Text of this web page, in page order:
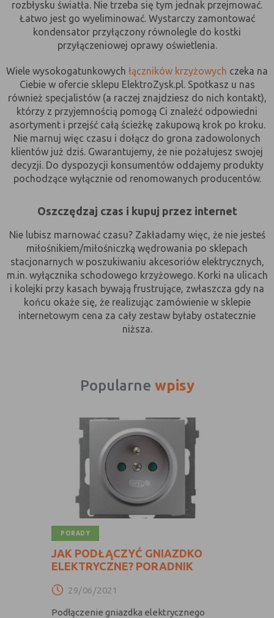
funkcjonalności witryny, jednak ich
działanie nie ma nic wspólnego ze
śledzeniem użytkownika
użytkowników, jednak nie obejmują
informacji pozwalających zidentyfikować
danych konkretnego użytkownika
Czy pliki „cookies” zawierają dane osobowe
Dane osobowe gromadzone przy użyciu plików „cookies”
mogą być zbierane wyłącznie w celu wykonywania
określonych funkcji na rzecz użytkownika. Takie dane są
zaszyfrowane w sposób uniemożliwiający dostęp do nich
Standardowo oprogramowanie służące do przeglądania
stron internetowych domyślnie dopuszcza umieszczanie
plików „cookies” na urządzeniu końcowym. Ustawienia te
mogą zostać zmienione w taki sposób, aby blokować
automatyczną obsługę plików „cookies” w ustawieniach
przeglądarki internetowej bądź informować o ich
każdorazowym przesłaniu na urządzenie użytkownika.
Szczegółowe informacje o możliwości i sposobach obsługi
na niektóre funkcjonalności dostępne na stronie
rozbłysku światła. Nie trzeba się tym jednak przejmować.
Łatwo jest go wyeliminować. Wystarczy zamontować
kondensator przyłączony równolegle do kostki
przyłączeniowej oprawy oświetlenia.
Wiele wysokogatunkowych łączników krzyżowych czeka na
Ciebie w ofercie sklepu ElektroZysk.pl. Spotkasz u nas
również specjalistów (a raczej znajdziesz do nich kontakt),
którzy z przyjemnością pomogą Ci znaleźć odpowiedni
asortyment i przejść całą ścieżkę zakupową krok po kroku.
Nie marnuj więc czasu i dołącz do grona zadowolonych
klientów już dziś. Gwarantujemy, że nie pożałujesz swojej
decyzji. Do dyspozycji konsumentów oddajemy produkty
pochodzące wyłącznie od renomowanych producentów.
Oszczędzaj czas i kupuj przez internet
Nie lubisz marnować czasu? Zakładamy więc, że nie jesteś
miłośnikiem/miłośniczką wędrowania po sklepach
stacjonarnych w poszukiwaniu akcesoriów elektrycznych,
m.in. wyłącznika schodowego krzyżowego. Korki na ulicach
i kolejki przy kasach bywają frustrujące, zwłaszcza gdy na
końcu okaże się, że realizując zamówienie w sklepie
internetowym cena za cały zestaw byłaby ostatecznie
niższa.
Popularne wpisy
PORADY
JAK PODŁĄCZYĆ GNIAZDKO
ELEKTRYCZNE? PORADNIK
29/06/2021
Podłączenie gniazdka elektrycznego